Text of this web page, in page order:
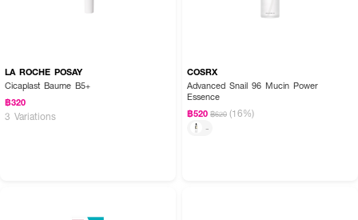
LA ROCHE POSAY
Cicaplast Baume B5+
฿320
3 Variations
COSRX
Advanced Snail 96 Mucin Power
Essence
฿520 ฿620 (16%)
-